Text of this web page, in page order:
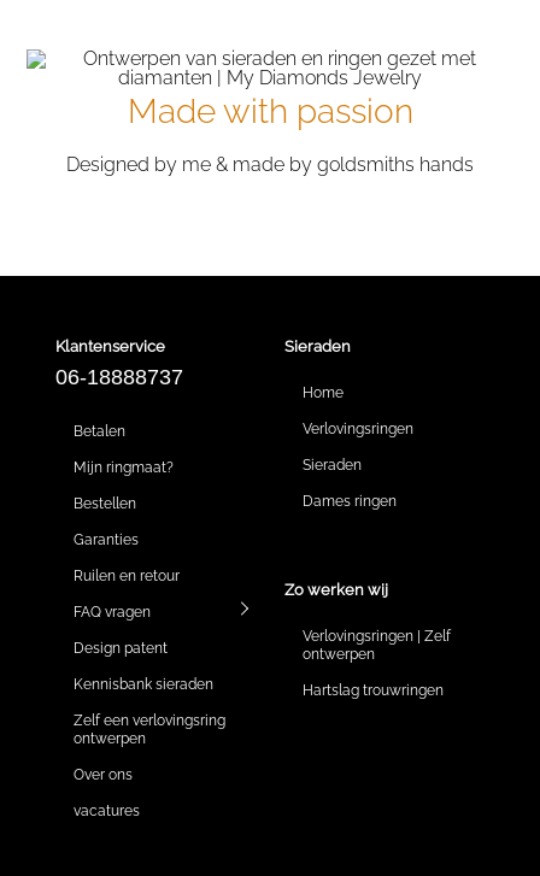
Made with passion
Designed by me & made by goldsmiths hands
Klantenservice
06-18888737
Betalen
Mijn ringmaat?
Bestellen
Garanties
Ruilen en retour
FAQ vragen
Design patent
Kennisbank sieraden
Zelf een verlovingsring
ontwerpen
Over ons
vacatures
Sieraden
Home
Verlovingsringen
Sieraden
Dames ringen
Zo werken wij
Verlovingsringen | Zelf
ontwerpen
Hartslag trouwringen